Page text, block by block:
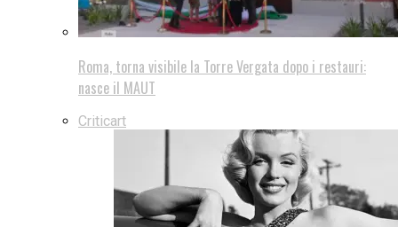
Roma, torna visibile la Torre Vergata dopo i restauri:
nasce il MAUT
Criticart